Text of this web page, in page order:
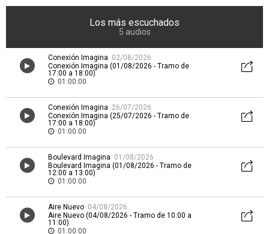
Los más escuchados
5 audios
Conexión Imagina 02/08/2026
Conexión Imagina (01/08/2026 - Tramo de
17:00 a 18:00)
01:00:00
Conexión Imagina 26/07/2026
Conexión Imagina (25/07/2026 - Tramo de
17:00 a 18:00)
01:00:00
Boulevard Imagina 01/08/2026
Boulevard Imagina (01/08/2026 - Tramo de
12:00 a 13:00)
01:00:00
Aire Nuevo 04/08/2026
Aire Nuevo (04/08/2026 - Tramo de 10:00 a
11:00)
01:00:00